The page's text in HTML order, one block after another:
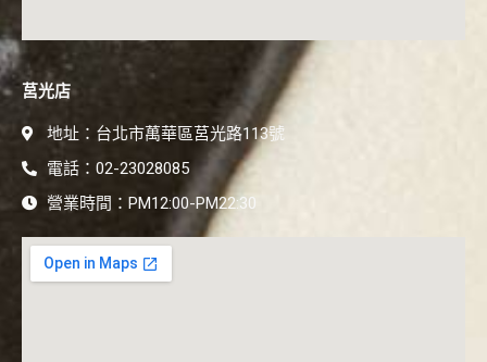
莒光店
地址：台北市萬華區莒光路113號
電話：02-23028085
營業時間：PM12:00-PM22:30